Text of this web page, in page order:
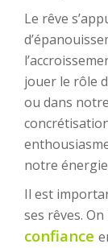
Le rêve
jouer le rôle
ou dans
notre
Il est
ses rêves.
confiance